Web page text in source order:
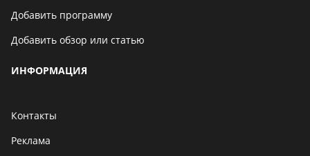
Добавить программу
Добавить обзор или статью
ИНФОРМАЦИЯ
Контакты
Реклама